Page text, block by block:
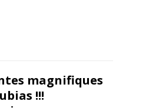
magnifiques
!!!